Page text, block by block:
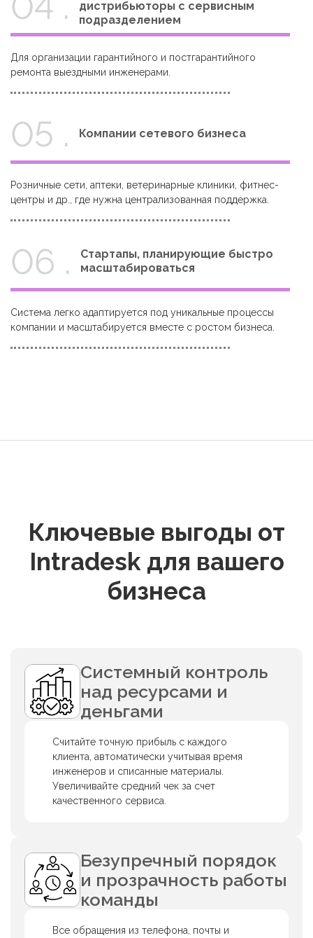
дистрибьюторы с сервисным
подразделением
Для организации гарантийного и постгарантийного
ремонта выездными инженерами.
05 . Компании сетевого бизнеса
Розничные сети, аптеки, ветеринарные клиники, фитнес-
центры и др., где нужна централизованная поддержка.
06 .
Стартапы, планирующие быстро
масштабироваться
Система легко адаптируется под уникальные процессы
компании и масштабируется вместе с ростом бизнеса.
Ключевые выгоды от
Intradesk для вашего
бизнеса
Системный контроль
над ресурсами и
деньгами
Считайте точную прибыль с каждого
клиента, автоматически учитывая время
инженеров и списанные материалы.
Увеличивайте средний чек за счет
качественного сервиса.
Безупречный порядок
и прозрачность работы
команды
Все обращения из телефона, почты и